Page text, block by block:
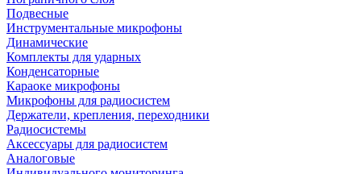
Подвесные
Инструментальные микрофоны
Динамические
Комплекты для ударных
Конденсаторные
Караоке микрофоны
Микрофоны для радиосистем
Держатели, крепления, переходники
Радиосистемы
Аксессуары для радиосистем
Аналоговые